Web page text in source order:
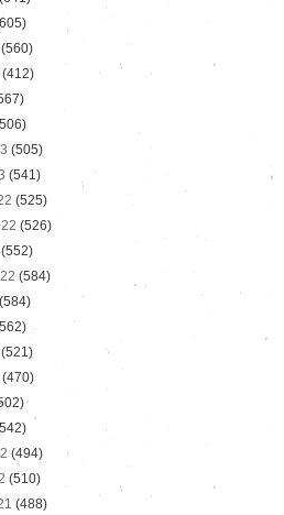
(560)
(412)
(505)
(541)
(525)
(526)
(552)
(584)
(584)
(521)
(470)
(494)
(510)
(488)